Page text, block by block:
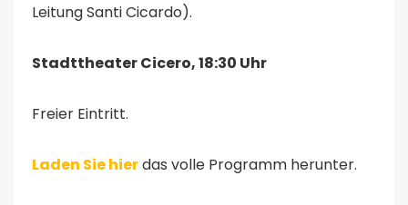
Leitung Santi Cicardo).
Stadttheater Cicero, 18:30 Uhr
Freier Eintritt.
Laden Sie hierdas volle Programm herunter.